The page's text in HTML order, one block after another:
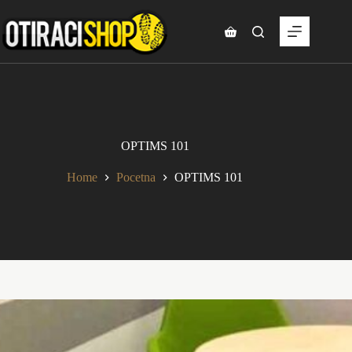
to
content
Shopping
OPTIMS 101
Home Pocetna OPTIMS 101